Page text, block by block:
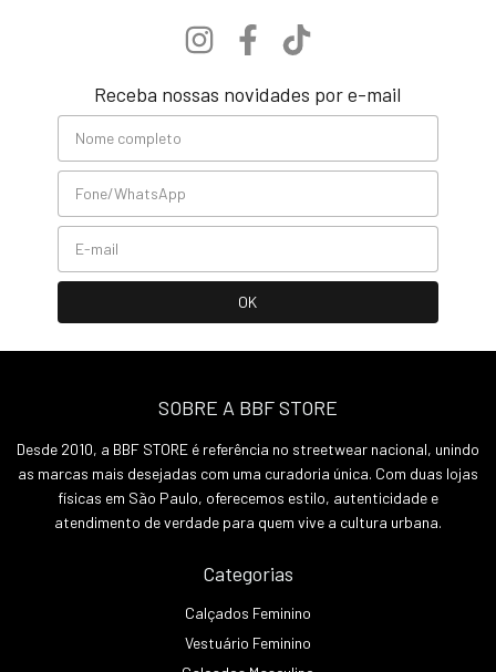
Receba nossas novidades por e-mail
SOBRE A BBF STORE
Desde 2010, a BBF STORE é referência no streetwear nacional, unindo
as marcas mais desejadas com uma curadoria única. Com duas lojas
físicas em São Paulo, oferecemos estilo, autenticidade e
atendimento de verdade para quem vive a cultura urbana.
Categorias
Calçados Feminino
Vestuário Feminino